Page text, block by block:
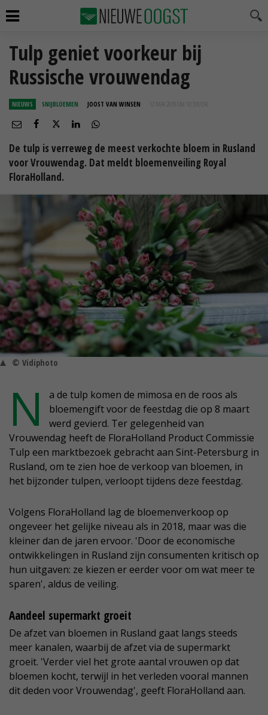
Tulp geniet voorkeur bij
Russische vrouwendag
NIEUWS SNIJBLOEMEN JOOST VAN WINSEN 12 MAA 2019 OM 10:33
De tulp is verreweg de meest verkochte bloem in Rusland
voor Vrouwendag. Dat meldt bloemenveiling Royal
FloraHolland.
© Vidiphoto
N
a de tulp komen de mimosa en de roos als
bloemengift voor de feestdag die op 8 maart
werd gevierd. Ter gelegenheid van
Vrouwendag heeft de FloraHolland Product Commissie
Tulp een marktbezoek gebracht aan Sint-Petersburg in
Rusland, om te zien hoe de verkoop van bloemen, in
het bijzonder tulpen, verloopt tijdens deze feestdag.
Volgens FloraHolland lag de bloemenverkoop op
ongeveer het gelijke niveau als in 2018, maar was die
kleiner dan de jaren ervoor. 'Door de economische
ontwikkelingen in Rusland zijn consumenten kritisch op
hun uitgaven: ze kiezen er eerder voor om wat meer te
sparen', aldus de veiling.
Aandeel supermarkt groeit
De afzet van bloemen in Rusland gaat langs steeds
meer kanalen, waarbij de afzet via de supermarkt
groeit. 'Verder viel het grote aantal vrouwen op dat
bloemen kocht, terwijl in het verleden vooral mannen
dit deden voor Vrouwendag', geeft FloraHolland aan.